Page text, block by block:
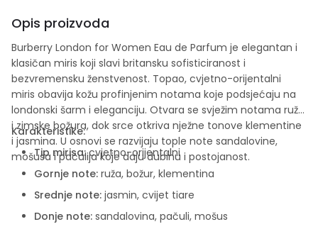
Opis proizvoda
Burberry London for Women Eau de Parfum je elegantan i
klasičan miris koji slavi britansku sofisticiranost i
bezvremensku ženstvenost. Topao, cvjetno-orijentalni
miris obavija kožu profinjenim notama koje podsjećaju na
londonski šarm i eleganciju. Otvara se svježim notama ruže
i zimske božura, dok srce otkriva nježne tonove klementine
i jasmina. U osnovi se razvijaju tople note sandalovine,
mošusa i pačulija koje daju dubinu i postojanost.
Karakteristike:
Tip mirisa:cvjetno-orijentalni
Gornje note: ruža, božur, klementina
Srednje note: jasmin, cvijet tiare
Donje note: sandalovina, pačuli, mošus